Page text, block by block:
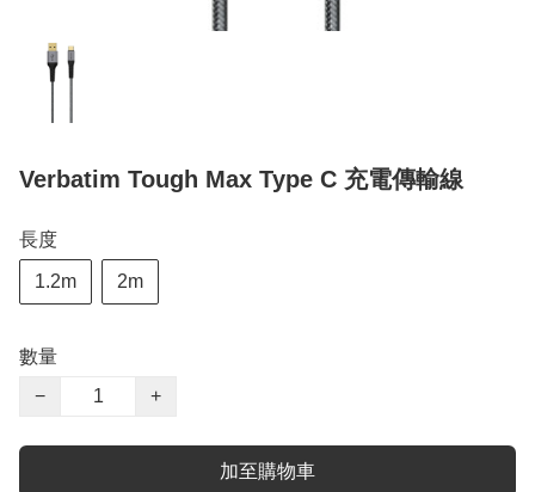
Verbatim Tough Max Type C 充電傳輸線
長度
1.2m 2m
數量
−
+
加至購物車